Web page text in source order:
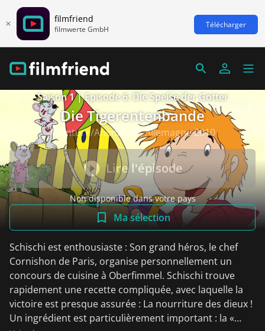
filmfriend
filmwerte GmbH Télécharger
Saison 1 | Episode 6: Die Speise der Götter
Die Tigerentenbande
Aventure/Animation, Allemagne 2010
Lire l'épisode
Non disponible dans votre pays
Ma sélection
Schischi est enthousiaste : Son grand héros, le chef
Cornishon de Paris, organise personnellement un
concours de cuisine à Oberfimmel. Schischi trouve
rapidement une recette compliquée, avec laquelle la
victoire est presque assurée : La nourriture des dieux !
Un ingrédient est particulièrement important : la «